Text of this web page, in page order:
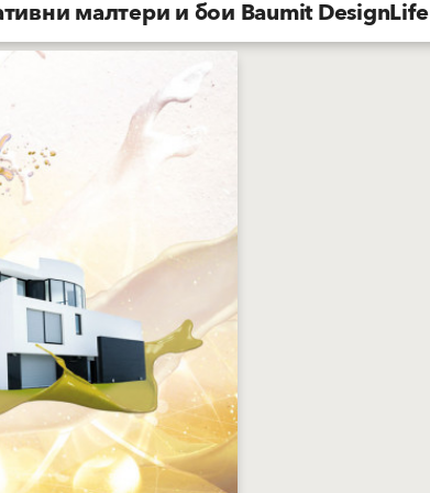
малтери и бои Baumit DesignLife